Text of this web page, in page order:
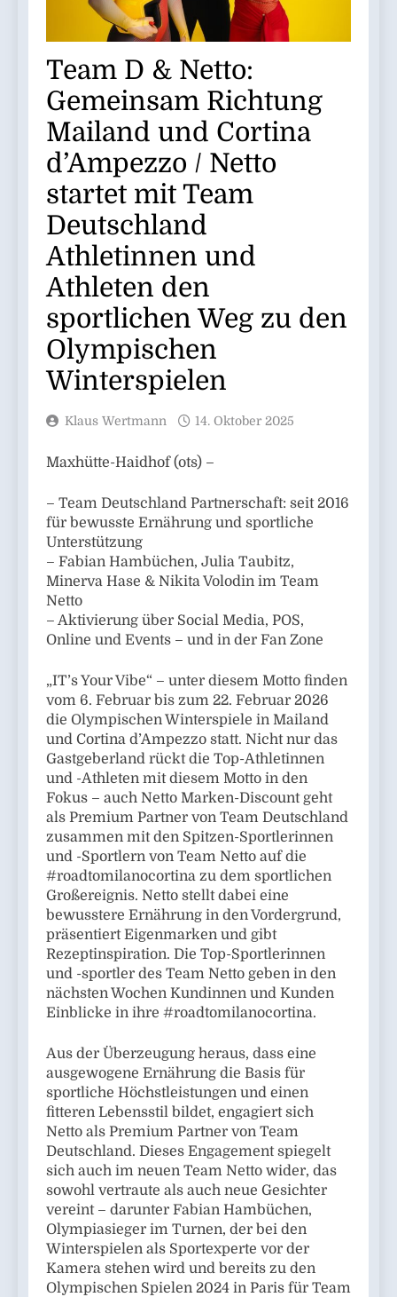
Team D & Netto:
Gemeinsam Richtung
Mailand und Cortina
d’Ampezzo / Netto
startet mit Team
Deutschland
Athletinnen und
Athleten den
sportlichen Weg zu den
Olympischen
Winterspielen
Klaus Wertmann 14. Oktober 2025
Maxhütte-Haidhof (ots) –
– Team Deutschland Partnerschaft: seit 2016
für bewusste Ernährung und sportliche
Unterstützung
– Fabian Hambüchen, Julia Taubitz,
Minerva Hase & Nikita Volodin im Team
Netto
– Aktivierung über Social Media, POS,
Online und Events – und in der Fan Zone
„IT’s Your Vibe“ – unter diesem Motto finden
vom 6. Februar bis zum 22. Februar 2026
die Olympischen Winterspiele in Mailand
und Cortina d’Ampezzo statt. Nicht nur das
Gastgeberland rückt die Top-Athletinnen
und -Athleten mit diesem Motto in den
Fokus – auch Netto Marken-Discount geht
als Premium Partner von Team Deutschland
zusammen mit den Spitzen-Sportlerinnen
und -Sportlern von Team Netto auf die
#roadtomilanocortina zu dem sportlichen
Großereignis. Netto stellt dabei eine
bewusstere Ernährung in den Vordergrund,
präsentiert Eigenmarken und gibt
Rezeptinspiration. Die Top-Sportlerinnen
und -sportler des Team Netto geben in den
nächsten Wochen Kundinnen und Kunden
Einblicke in ihre #roadtomilanocortina.
Aus der Überzeugung heraus, dass eine
ausgewogene Ernährung die Basis für
sportliche Höchstleistungen und einen
fitteren Lebensstil bildet, engagiert sich
Netto als Premium Partner von Team
Deutschland. Dieses Engagement spiegelt
sich auch im neuen Team Netto wider, das
sowohl vertraute als auch neue Gesichter
vereint – darunter Fabian Hambüchen,
Olympiasieger im Turnen, der bei den
Winterspielen als Sportexperte vor der
Kamera stehen wird und bereits zu den
Olympischen Spielen 2024 in Paris für Team